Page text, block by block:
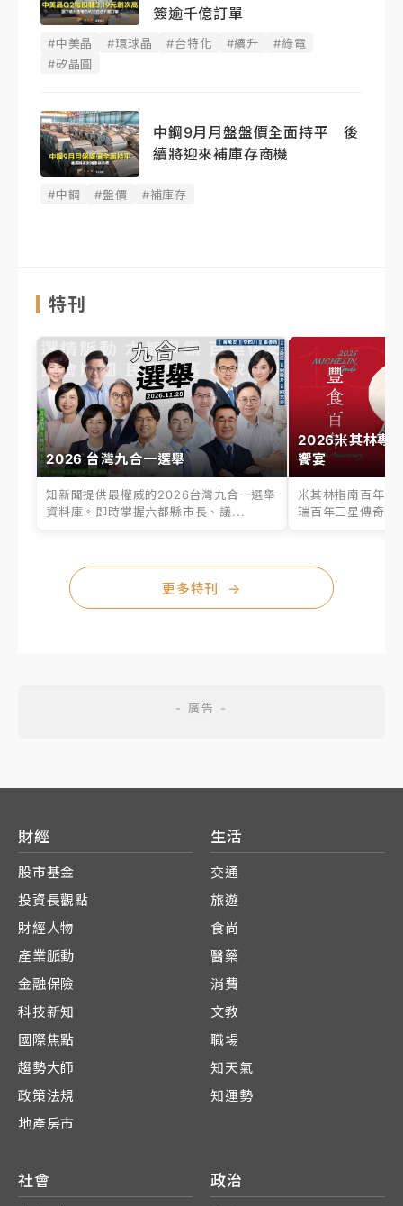
簽逾千億訂單
#中美晶 #環球晶 #台特化 #續升
#綠電
#矽晶圓
中鋼9月月盤盤價全面持平 後
續將迎來補庫存商機
#中鋼 #盤價 #補庫存
特刊
2026 台灣九合一選舉
知新聞提供最權威的2026台灣九合一選舉
資料庫。即時掌握六都縣市長、議...
2026米其林專
饗宴
米其林指南百年之
瑞百年三星傳奇、
更多特刊 →
財經
股市基金
投資長觀點
財經人物
產業脈動
金融保險
科技新知
國際焦點
趨勢大師
政策法規
地產房市
生活
交通
旅遊
食尚
醫藥
消費
文教
職場
知天氣
知運勢
社會 政治